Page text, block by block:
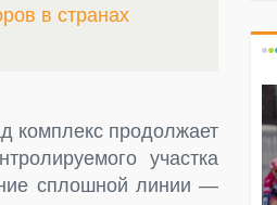
в странах
комплекс продолжает
участка
сплошной линии —